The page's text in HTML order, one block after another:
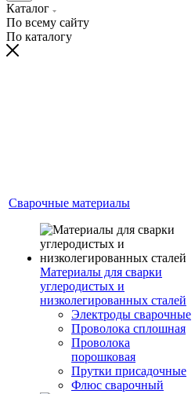
Каталог
По всему сайту
По каталогу
Сварочные материалы
Материалы для сварки
углеродистых и
низколегированных сталей
Электроды сварочные
Проволока сплошная
Проволока
порошковая
Прутки присадочные
Флюс сварочный